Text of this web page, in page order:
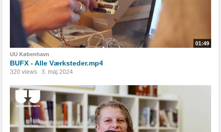
01:49
UU København
BUFX - Alle Værksteder.mp4
320 views 3. maj 2024